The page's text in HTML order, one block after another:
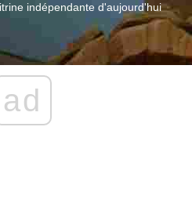
indépendante d'aujourd'hui
ad